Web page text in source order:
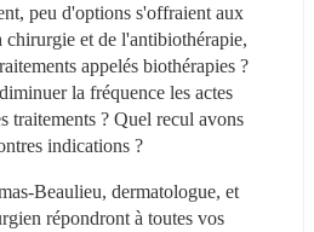
peu d'options s'offraient aux
chirurgie et de l'antibiothérapie,
appelés biothérapies ?
la fréquence les actes
traitements ? Quel recul avons
indications ?
Beaulieu, dermatologue, et
répondront à toutes vos